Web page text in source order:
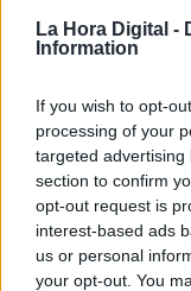
La Hora Digital -
Information
If you wish to opt-
processing of your
targeted
section to confirm
opt-out request is
interest-based ads
us or personal
your opt-out. You
Adriana
de la